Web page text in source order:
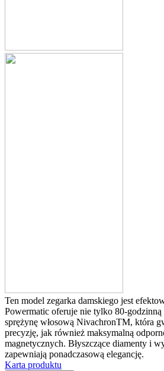
Ten model zegarka damskiego jest
Powermatic oferuje nie tylko 80-godzinną
sprężynę włosową NivachronTM, która
precyzję, jak również maksymalną
magnetycznych. Błyszczące diamenty i
zapewniają ponadczasową elegancję.
Karta produktu